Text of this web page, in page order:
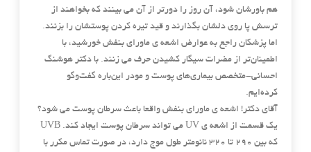
هم باورشان شود، آن روز را دورتر از آن می ‌بینند که بخواهند از
ترسش پا روی دلشان بگذارند و قید تیره کردن پوستشان را بزنند.
اما پزشکان راجع به عوارض اشعه ی ماورای بنفش خورشید، با
اطمینان‌تر از مضرات سیگار کشیدن حرف می ‌زنند. با دکتر هوشنگ
احسانی-متخصص بیماری‌های پوست و مودر این‌باره گفت‌وگو
کرده‌ایم.
آقای دکتر! اشعه ی ماورای بنفش واقعا باعث سرطان پوست می ‌شود؟
یک قسمت از اشعه ی UV می ‌تواند سرطان پوست ایجاد کند. UVB
که بین ۲۹۰ تا ۳۲۰ نانومتر طول موج دارد، در صورت تماس مکرر با